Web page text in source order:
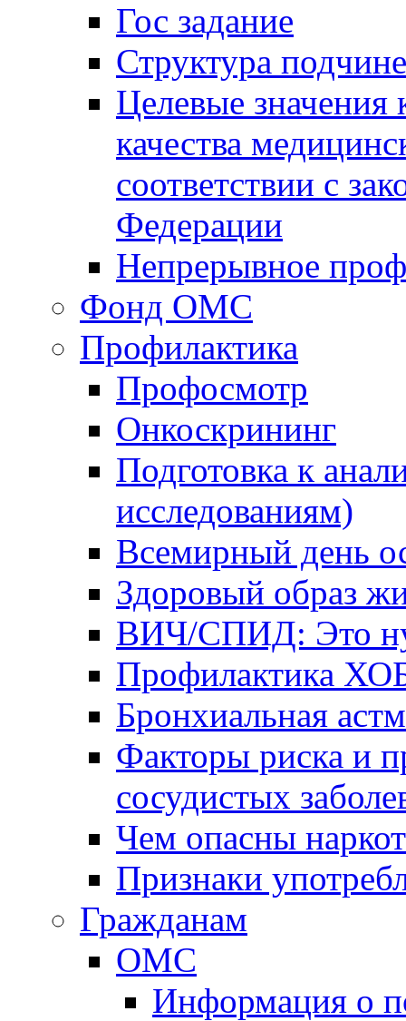
Гос задание
Структура
Целевые значения
качества
соответствии с
Федерации
Непрерывное
Фонд ОМС
Профилактика
Профосмотр
Онкоскрининг
Подготовка к
исследованиям)
Всемирный день
Здоровый образ
ВИЧ/СПИД: Это
Профилактика
Бронхиальная
Факторы риска и
сосудистых
Чем опасны
Признаки
Гражданам
ОМС
Информация о